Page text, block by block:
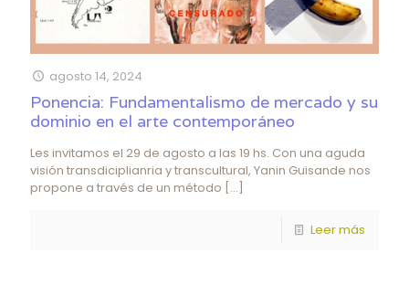
agosto 14, 2024
Ponencia: Fundamentalismo de mercado y su
dominio en el arte contemporáneo
Les invitamos el 29 de agosto a las 19 hs. Con una aguda
visión transdiciplianria y transcultural, Yanin Guisande nos
propone a través de un método […]
Leer más